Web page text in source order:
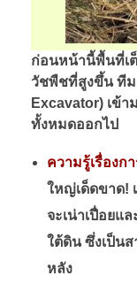
ก่อนหน้านี้พื้นที่เ
วัชพืชที่สูงขึ้น ทีม
Excavator) เข้
ทั้งหมดออกไป
ความรู้เรื่องก
ใหญ่เด็ดขาด!
จะเน่าเปื่อยแ
ใต้ดิน ซึ่งเป็น
หลัง